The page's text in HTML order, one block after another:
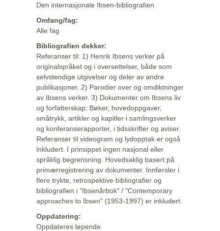
Den internasjonale Ibsen-bibliografien
Omfang/fag:
Alle fag
Bibliografien dekker:
Referanser til: 1) Henrik Ibsens verker på
originalspråket og i oversettelser, både som
selvstendige utgivelser og deler av andre
publikasjoner. 2) Parodier over og omdiktninger
av Ibsens verker. 3) Dokumenter om Ibsens liv
og forfatterskap: Bøker, hovedoppgaver,
småtrykk, artikler og kapitler i samlingsverker
og konferanserapporter, i tidsskrifter og aviser.
Referanser til videogram og lydopptak er også
inkludert. I prinsippet ingen nasjonal eller
språklig begrensning. Hovedsaklig basert på
primærregistrering av dokumenter. Innførsler i
flere trykte, retrospektive bibliografier og
bibliografien i "Ibsenårbok" / "Contemporary
approaches to Ibsen" (1953-1997) er inkludert.
Oppdatering:
Oppdateres løpende